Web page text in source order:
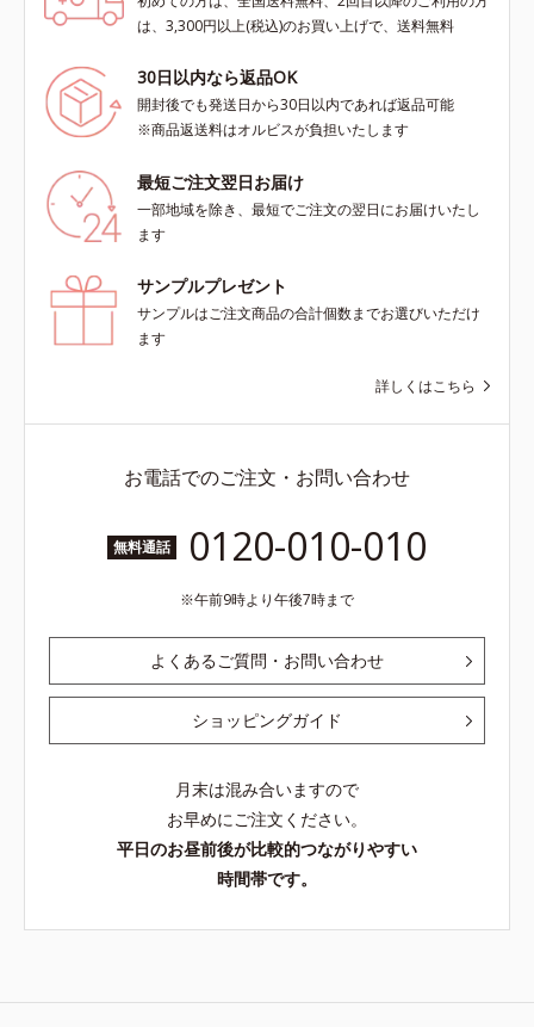
は、3,300円以上(税込)のお買い上げで、送料無料
30日以内なら返品OK
開封後でも発送日から30日以内であれば返品可能
※商品返送料はオルビスが負担いたします
最短ご注文翌日お届け
一部地域を除き、最短でご注文の翌日にお届けいたし
ます
サンプルプレゼント
サンプルはご注文商品の合計個数までお選びいただけ
ます
詳しくはこちら
お電話でのご注文・お問い合わせ
無料通話 0120-010-010
午前9時より午後7時まで
よくあるご質問・お問い合わせ
ショッピングガイド
月末は混み合いますので
お早めにご注文ください。
平日のお昼前後が比較的つながりやすい
時間帯です。